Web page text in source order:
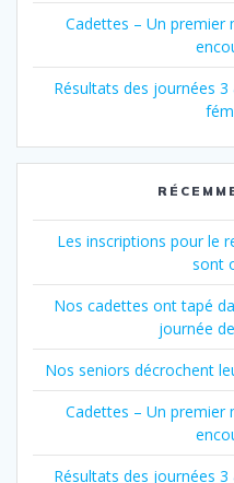
Cadettes – Un premier
Résultats des journées
Les inscriptions pour le
sont
Nos cadettes ont tapé
journée
Nos seniors décrochent
Cadettes – Un premier
Résultats des journées